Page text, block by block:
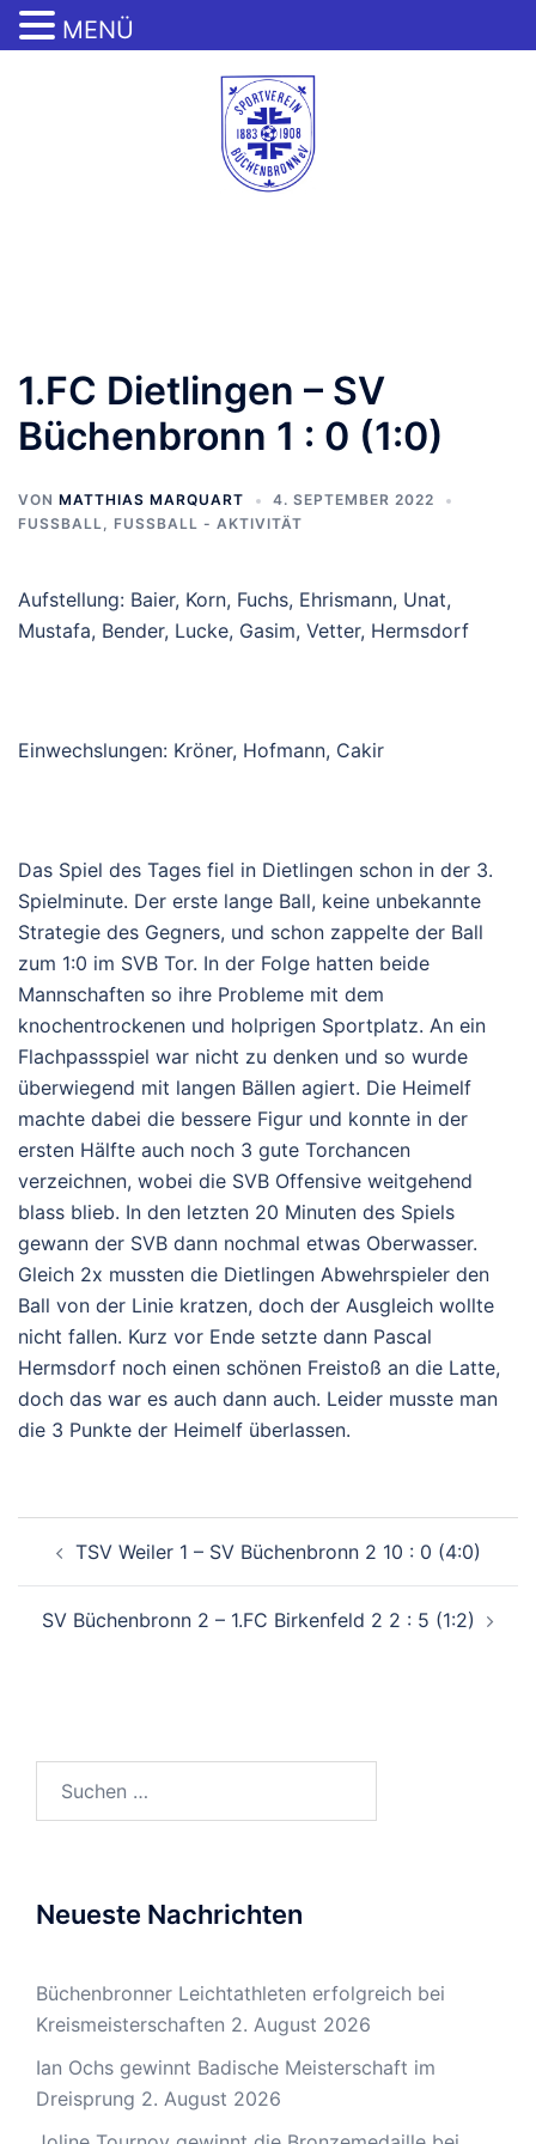
1.FC Dietlingen – SV
Büchenbronn 1 : 0 (1:0)
VON MATTHIAS MARQUART
4. SEPTEMBER 2022
FUSSBALL
, FUSSBALL - AKTIVITÄT
Aufstellung: Baier, Korn, Fuchs, Ehrismann, Unat,
Mustafa, Bender, Lucke, Gasim, Vetter, Hermsdorf
Einwechslungen: Kröner, Hofmann, Cakir
Das Spiel des Tages fiel in Dietlingen schon in der 3.
Spielminute. Der erste lange Ball, keine unbekannte
Strategie des Gegners, und schon zappelte der Ball
zum 1:0 im SVB Tor. In der Folge hatten beide
Mannschaften so ihre Probleme mit dem
knochentrockenen und holprigen Sportplatz. An ein
Flachpassspiel war nicht zu denken und so wurde
überwiegend mit langen Bällen agiert. Die Heimelf
machte dabei die bessere Figur und konnte in der
ersten Hälfte auch noch 3 gute Torchancen
verzeichnen, wobei die SVB Offensive weitgehend
blass blieb. In den letzten 20 Minuten des Spiels
gewann der SVB dann nochmal etwas Oberwasser.
Gleich 2x mussten die Dietlingen Abwehrspieler den
Ball von der Linie kratzen, doch der Ausgleich wollte
nicht fallen. Kurz vor Ende setzte dann Pascal
Hermsdorf noch einen schönen Freistoß an die Latte,
doch das war es auch dann auch. Leider musste man
die 3 Punkte der Heimelf überlassen.
TSV Weiler 1 – SV Büchenbronn 2 10 : 0 (4:0)
SV Büchenbronn 2 – 1.FC Birkenfeld 2 2 : 5 (1:2)
Neueste Nachrichten
Büchenbronner Leichtathleten erfolgreich bei
Kreismeisterschaften 2. August 2026
Ian Ochs gewinnt Badische Meisterschaft im
Dreisprung 2. August 2026
MENÜ